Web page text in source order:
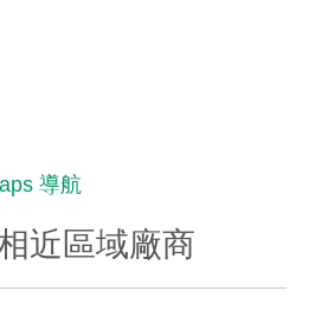
導航
近區域廠商